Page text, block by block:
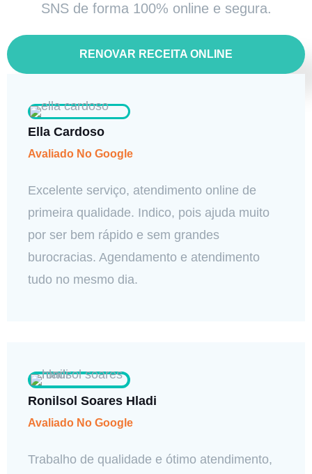
SNS de forma 100% online e segura.
RENOVAR RECEITA ONLINE
Ella Cardoso
Avaliado No Google
Excelente serviço, atendimento online de
primeira qualidade. Indico, pois ajuda muito
por ser bem rápido e sem grandes
burocracias. Agendamento e atendimento
tudo no mesmo dia.
Ronilsol Soares Hladi
Avaliado No Google
Trabalho de qualidade e ótimo atendimento,